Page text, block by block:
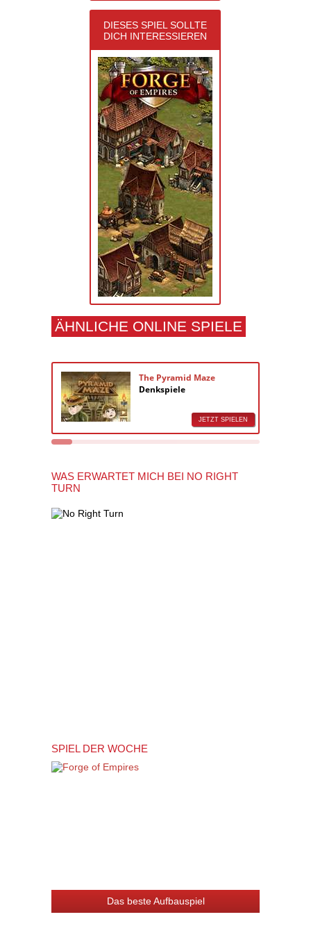
DIESES SPIEL SOLLTE
DICH INTERESSIEREN
ÄHNLICHE ONLINE SPIELE
The Pyramid Maze
Denkspiele
JETZT SPIELEN
WAS ERWARTET MICH BEI NO RIGHT
TURN
SPIEL DER WOCHE
Das beste Aufbauspiel